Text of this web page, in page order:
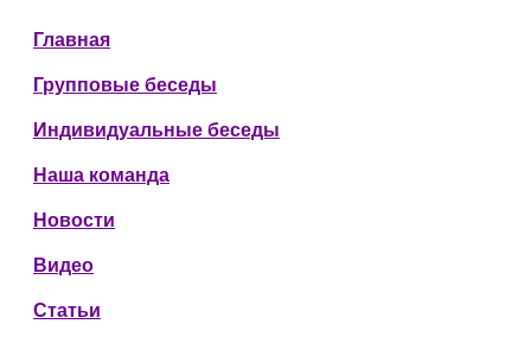
Главная
Групповые беседы
Индивидуальные беседы
Наша команда
Новости
Видео
Статьи